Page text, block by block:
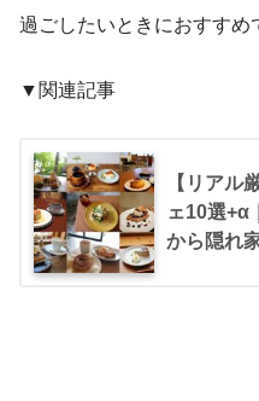
過ごしたいときにおすすめ
▼関連記事
【リアル
ェ10選+α
から隠れ